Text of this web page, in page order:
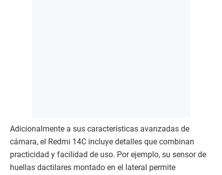
Adicionalmente a sus características avanzadas de
cámara, el Redmi 14C incluye detalles que combinan
practicidad y facilidad de uso. Por ejemplo, su sensor de
huellas dactilares montado en el lateral permite